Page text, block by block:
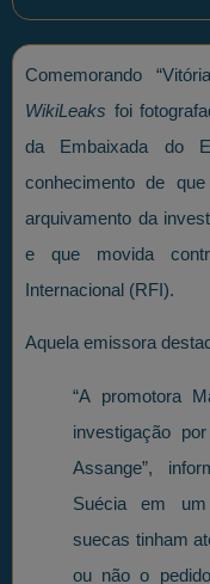
Comemorando
WikiLeaks foi
da Embaixada do
conhecimento de
arquivamento da
e que movida
Internacional (RFI).
Aquela emissora
“A promotora
investigação
Assange”,
Suécia em um
suecas tinham
ou não o